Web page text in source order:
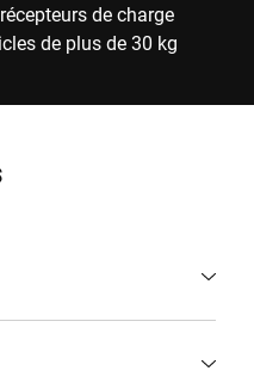
de charge
de plus de 30 kg